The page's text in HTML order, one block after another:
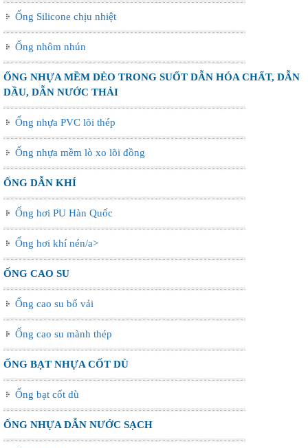
Ống Silicone chịu nhiệt
Ống nhôm nhún
ỐNG NHỰA MỀM DẺO TRONG SUỐT DẪN HÓA CHẤT, DẪN
DẦU, DẪN NƯỚC THẢI
Ống nhựa PVC lõi thép
Ống nhựa mềm lò xo lõi đồng
ỐNG DẪN KHÍ
Ống hơi PU Hàn Quốc
Ống hơi khí nén/a>
ỐNG CAO SU
Ống cao su bố vải
Ống cao su mành thép
ỐNG BẠT NHỰA CỐT DÙ
Ống bạt cốt dù
ỐNG NHỰA DẪN NƯỚC SẠCH